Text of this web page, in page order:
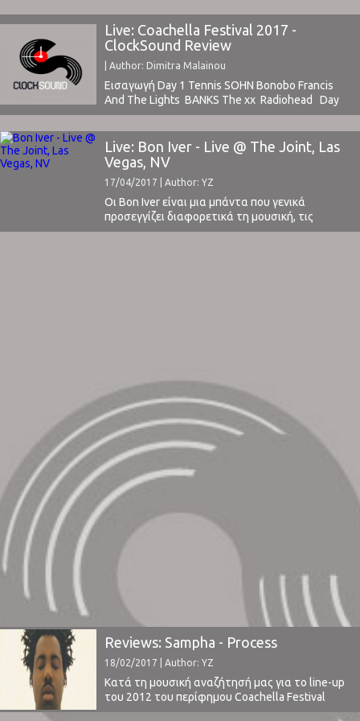
Live: Coachella Festival 2017 -
ClockSound Review
| Author: Dimitra Malainou
Εισαγωγή Day 1 Tennis SOHN Bonobo Francis
And The Lights BANKS The xx Radiohead Day
2 Coachella festival grounds experience
accompanied by The Head and The Heart's folk
music Floating Points / Daphni (Caribou) / Four Tet
back to back at Coachella's Yuma
stage Moderat "Running" with Moderat at
Coachella Röyksopp Phantogram Bon IverBon
Iver with many friends on stage Bruce Hornsby &
Jenny Lewis Bon Iver ...
Live: Bon Iver - Live @ The Joint, Las
Vegas, NV
17/04/2017 | Author: YZ
Οι Bon Iver είναι μια μπάντα που γενικά
προσεγγίζει διαφορετικά τη μουσική, τις
εμφανίσεις και τη διαχείριση της
Reviews: Sampha - Process
18/02/2017 | Author: YZ
Κατά τη μουσική αναζήτησή μας για το line-up
του 2012 του περίφημου Coachella Festival
είχαμε την ευκαιρία να ανακαλύψουμε την